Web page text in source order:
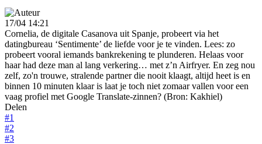
17/04 14:21
Cornelia, de digitale Casanova uit Spanje, probeert via het
datingbureau ‘Sentimente’ de liefde voor je te vinden. Lees: zo
probeert vooral iemands bankrekening te plunderen. Helaas voor
haar had deze man al lang verkering… met z’n Airfryer. En zeg nou
zelf, zo'n trouwe, stralende partner die nooit klaagt, altijd heet is en
binnen 10 minuten klaar is laat je toch niet zomaar vallen voor een
vaag profiel met Google Translate-zinnen? (Bron: Kakhiel)
Delen
#1
#2
#3